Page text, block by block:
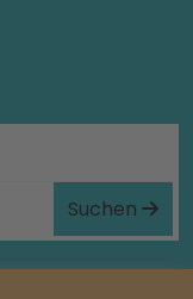
Suchen